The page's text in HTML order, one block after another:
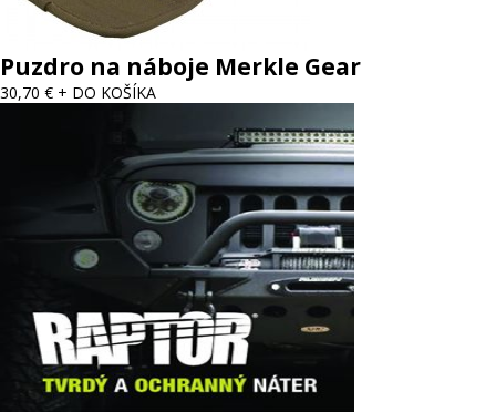
Puzdro na náboje Merkle Gear
30,70 € + DO KOŠÍKA